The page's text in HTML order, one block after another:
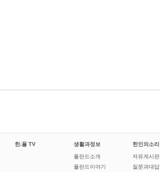
한.폴 TV 생활과정보
폴란드소개
폴란드이야기
한인의소리
자유게시판
질문과대답